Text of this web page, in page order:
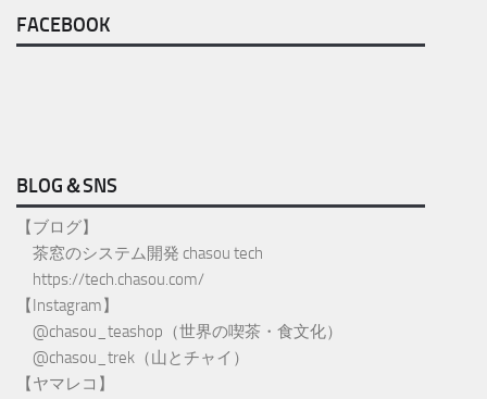
FACEBOOK
BLOG＆SNS
【ブログ】
茶窓のシステム開発 chasou tech
https://tech.chasou.com/
【Instagram】
@chasou_teashop （世界の喫茶・食文化）
@chasou_trek （山とチャイ）
【ヤマレコ】